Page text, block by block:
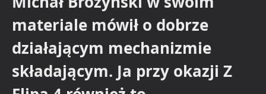
materiale mówił o dobrze
działającym mechanizmie
składającym. Ja przy okazji Z